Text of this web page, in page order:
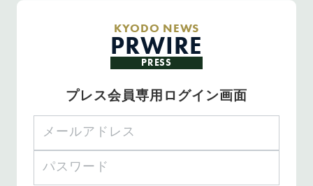
KYODO NEWS
PRWIRE
PRESS
プレス会員専用ログイン画面